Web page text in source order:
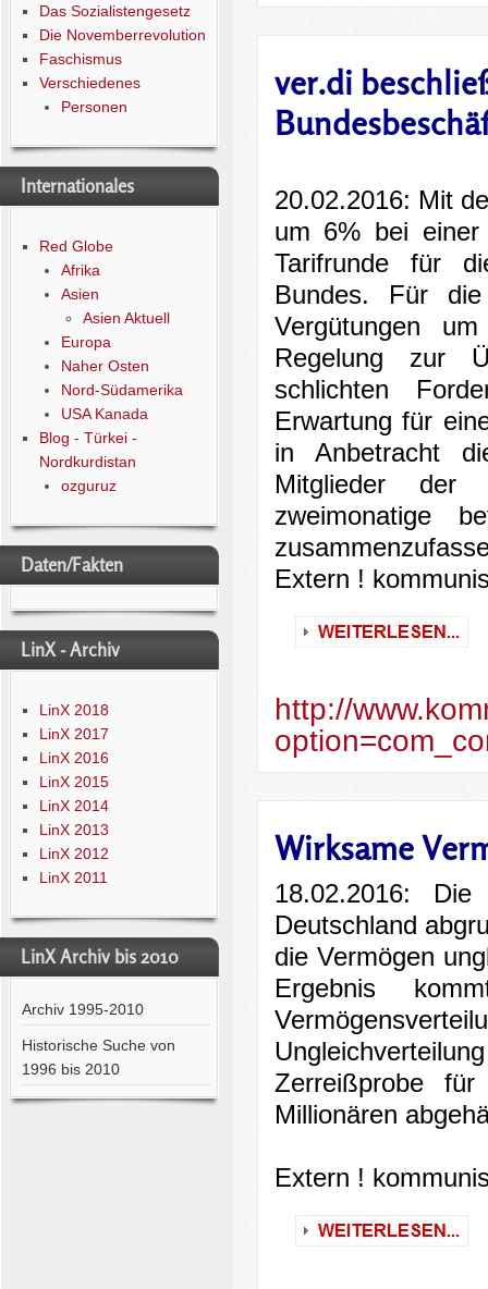
Das Sozialistengesetz
Die Novemberrevolution
Faschismus
Verschiedenes
Personen
Internationales
Red Globe
Afrika
Asien
Asien Aktuell
Europa
Naher Osten
Nord-Südamerika
USA Kanada
Blog - Türkei -
Nordkurdistan
ozguruz
Daten/Fakten
LinX - Archiv
LinX 2018
LinX 2017
LinX 2016
LinX 2015
LinX 2014
LinX 2013
LinX 2012
LinX 2011
LinX Archiv bis 2010
Archiv 1995-2010
Historische Suche von
1996 bis 2010
ver.di
20.02.2016: Mit
um 6% bei
Tarifrunde für
Bundes. Für
Vergütungen
Regelung zur
schlichten
Erwartung für
in Anbetracht
Mitglieder der
zweimonatige
Extern !
http://
Wirksame
18.02.2016:
Deutschland
die Vermögen
Ergebnis
Zerreißprobe
Millionären
Extern !